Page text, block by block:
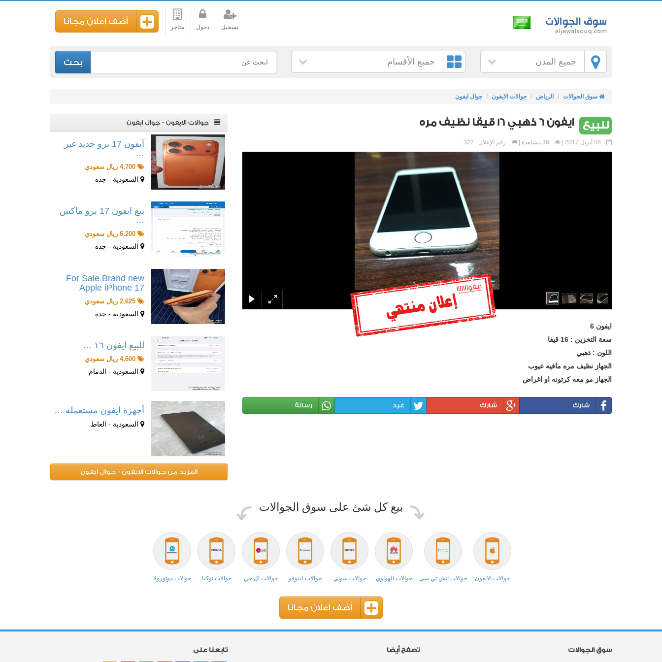
تسجيل دخول متاجر
أضف إعلان مجانا
جميع المدن جميع الأقسام بحث
سوق الجوالات الرياض جوالات الايفون جوال ايفون
للبيع ايفون 6 ذهبي 16 قيقا نظيف مره
رقم الإعلان : 322
ايفون 6
سعة التخزين : 16 قيقا
اللون : ذهبي
الجهاز نظيف مره مافيه عيوب
الجهاز مو معه كرتونه او اغراض
شارك شارك غرد رسالة
جوالات الايفون - جوال ايفون
آيفون 17 برو جديد غير
…
4,700 ريال سعودي
السعودية - جده
بيع ايفون 17 برو ماكس
…
6,200 ريال سعودي
السعودية - جده
For Sale Brand new
Apple iPhone 17
2,625 ريال سعودي
السعودية - جده
للبيع ايفون ١٦ …
4,600 ريال سعودي
السعودية - الدمام
أجهزة ايفون مستعملة …
السعودية - الغاط
المزيد من جوالات الايفون - جوال ايفون
بيع كل شئ على سوق الجوالات
جوالات الايفون جوالات اتش تي سي جوالات الهواوي جوالات سوني جوالات لينوفو جوالات ال جي جوالات نوكيا جوالات موتورولا
أضف إعلان مجانا
سوق الجوالات تصفح أيضا تابعنا على